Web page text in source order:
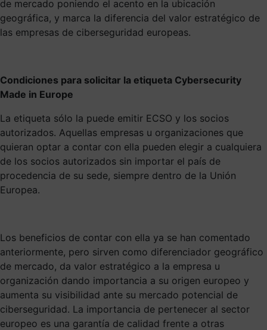
de mercado poniendo el acento en la ubicación
geográfica, y marca la diferencia del valor estratégico de
las empresas de ciberseguridad europeas.
Condiciones para solicitar la etiqueta Cybersecurity
Made in Europe
La etiqueta sólo la puede emitir ECSO y los socios
autorizados. Aquellas empresas u organizaciones que
quieran optar a contar con ella pueden elegir a cualquiera
de los socios autorizados sin importar el país de
procedencia de su sede, siempre dentro de la Unión
Europea.
Los beneficios de contar con ella ya se han comentado
anteriormente, pero sirven como diferenciador geográfico
de mercado, da valor estratégico a la empresa u
organización dando importancia a su origen europeo y
aumenta su visibilidad ante su mercado potencial de
ciberseguridad. La importancia de pertenecer al sector
europeo es una garantía de calidad frente a otras